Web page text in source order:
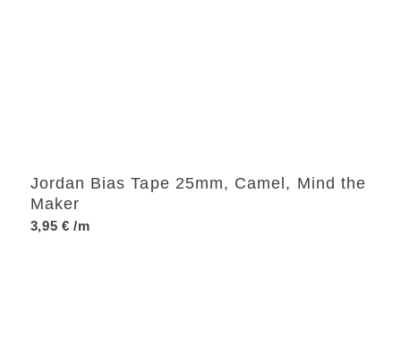
Jordan Bias Tape 25mm, Camel, Mind the
Maker
3,95 € /m